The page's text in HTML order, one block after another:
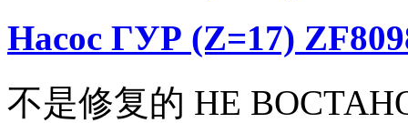
Насос ГУР (Z=17)
不是修复的 НЕ